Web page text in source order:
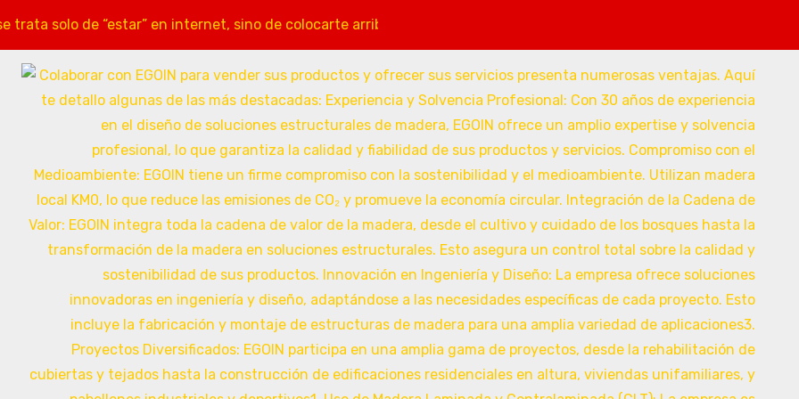
se trata solo de “estar” en internet, sino de colocarte arriba del todo en Google